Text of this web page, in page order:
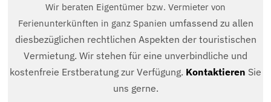
Wir beraten Eigentümer bzw. Vermieter von
Ferienunterkünften in ganz Spanien umfassend zu allen
diesbezüglichen rechtlichen Aspekten der touristischen
Vermietung. Wir stehen für eine unverbindliche und
kostenfreie Erstberatung zur Verfügung. Kontaktieren Sie
uns gerne.